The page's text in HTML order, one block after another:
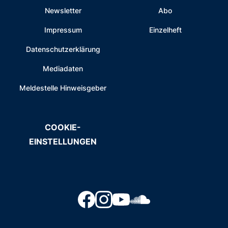
Newsletter
Impressum
Datenschutzerklärung
Mediadaten
Meldestelle Hinweisgeber
Abo
Einzelheft
COOKIE-
EINSTELLUNGEN